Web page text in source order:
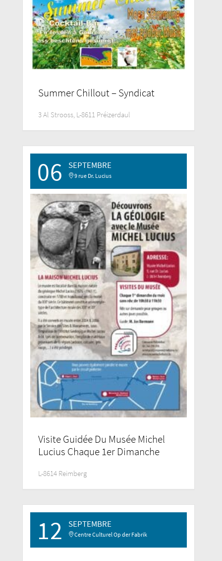
Summer Chillout – Syndicat
3 Al Strooss, L-8611 Préizerdaul
06 SEPTEMBRE
9 rue Dr. Lucius
Visite Guidée Du Musée Michel
Lucius Chaque 1er Dimanche
L-8614 Reimberg
12 SEPTEMBRE
Centre Culturel Op der Fabrik